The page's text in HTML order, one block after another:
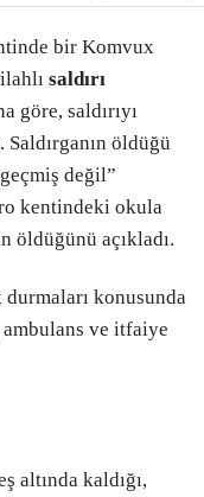
bir Komvux
saldırı
göre, saldırıyı
öldüğü
değil”
kentindeki okula
öldüğünü açıkladı.
konusunda
ve itfaiye
altında kaldığı,